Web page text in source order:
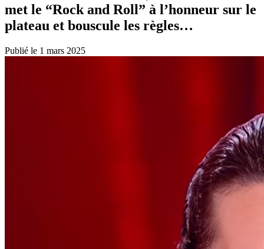
met le “Rock and Roll” à l’honneur sur le
plateau et bouscule les règles…
Publié le 1 mars 2025